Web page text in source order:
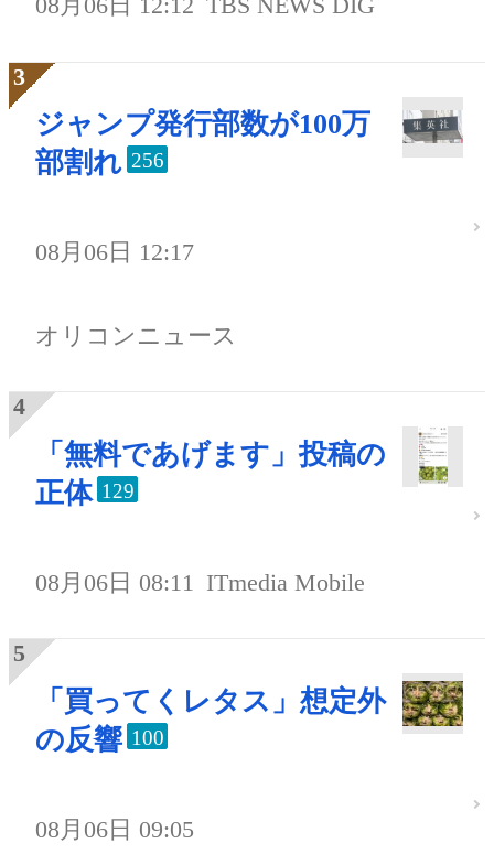
ジャンプ発行部数が100万
部割れ 256
08月06日 12:17
オリコンニュース
「無料であげます」投稿の
正体 129
08月06日 08:11 ITmedia Mobile
「買ってくレタス」想定外
の反響 100
08月06日 09:05